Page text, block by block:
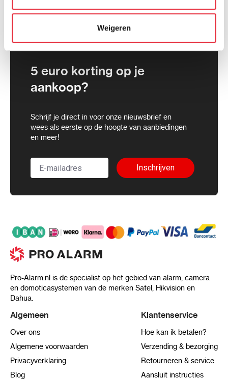
kunnen ontvangen en verwerken.
Weigeren
5 euro korting op je
aankoop?
Schrijf je direct in voor onze nieuwsbrief en
wees als eerste op de hoogte van aanbiedingen
en meer!
Inschrijven
Pro-Alarm.nl is de specialist op het gebied van alarm, camera
en domoticasystemen van de merken Satel, Hikvision en
Dahua.
Algemeen
Over ons
Algemene voorwaarden
Privacyverklaring
Blog
Klantenservice
Hoe kan ik betalen?
Verzending & bezorging
Retourneren & service
Aansluit instructies